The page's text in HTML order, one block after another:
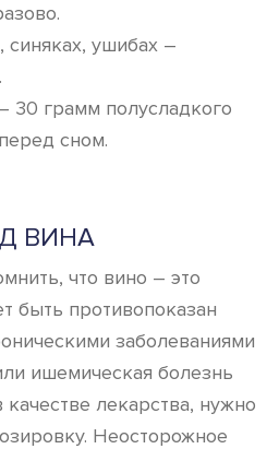
синяках, ушибах –
30 грамм полусладкого
сном.
ВИНА
что вино – это
быть противопоказан
заболеваниями
ишемическая болезнь
лекарства, нужно
Неосторожное